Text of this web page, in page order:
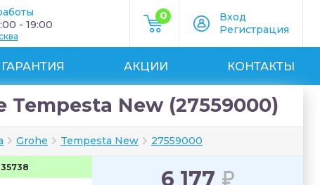
- 19:00
0
Вход
Регистрация
ГАРАНТИЯ АКЦИИ КОНТАКТЫ
New (27559000)
Grohe Tempesta New 27559000
6 177